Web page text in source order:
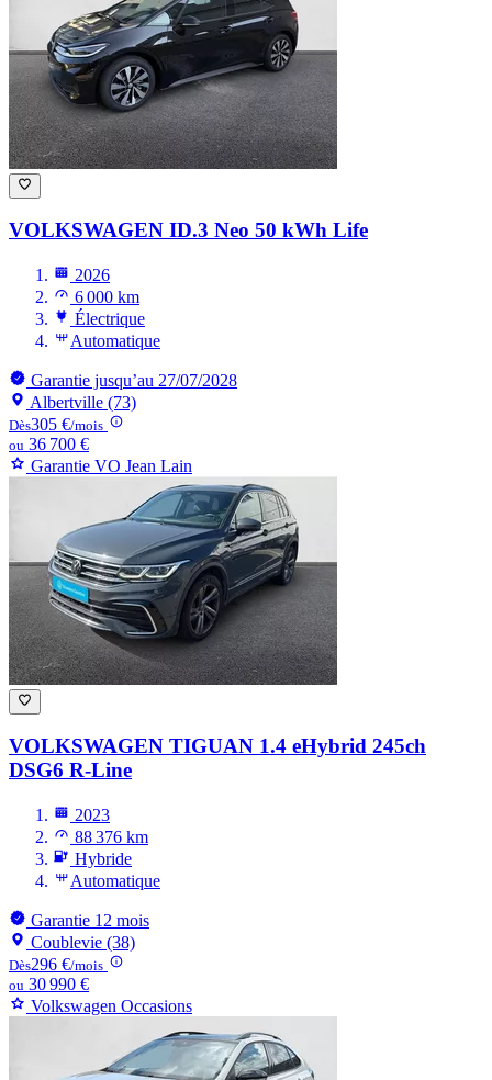
VOLKSWAGEN ID.3 Neo 50 kWh Life
2026
6 000 km
Électrique
Automatique
Garantie jusqu’au 27/07/2028
Albertville (73)
Dès305 €/mois
ou 36 700 €
Garantie VO Jean Lain
VOLKSWAGEN TIGUAN 1.4 eHybrid 245ch
DSG6 R-Line
2023
88 376 km
Hybride
Automatique
Garantie 12 mois
Coublevie (38)
Dès296 €/mois
ou 30 990 €
Volkswagen Occasions